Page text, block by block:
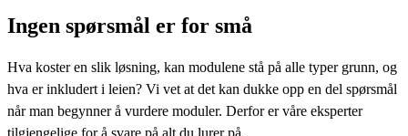
Ingen spørsmål er for små
Hva koster en slik løsning, kan modulene stå på alle typer grunn, og
hva er inkludert i leien? Vi vet at det kan dukke opp en del spørsmål
når man begynner å vurdere moduler. Derfor er våre eksperter
tilgjengelige for å svare på alt du lurer på.